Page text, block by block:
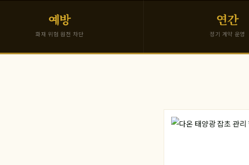
예방
화재 위험 원천 차단
연간
정기 계약 운영